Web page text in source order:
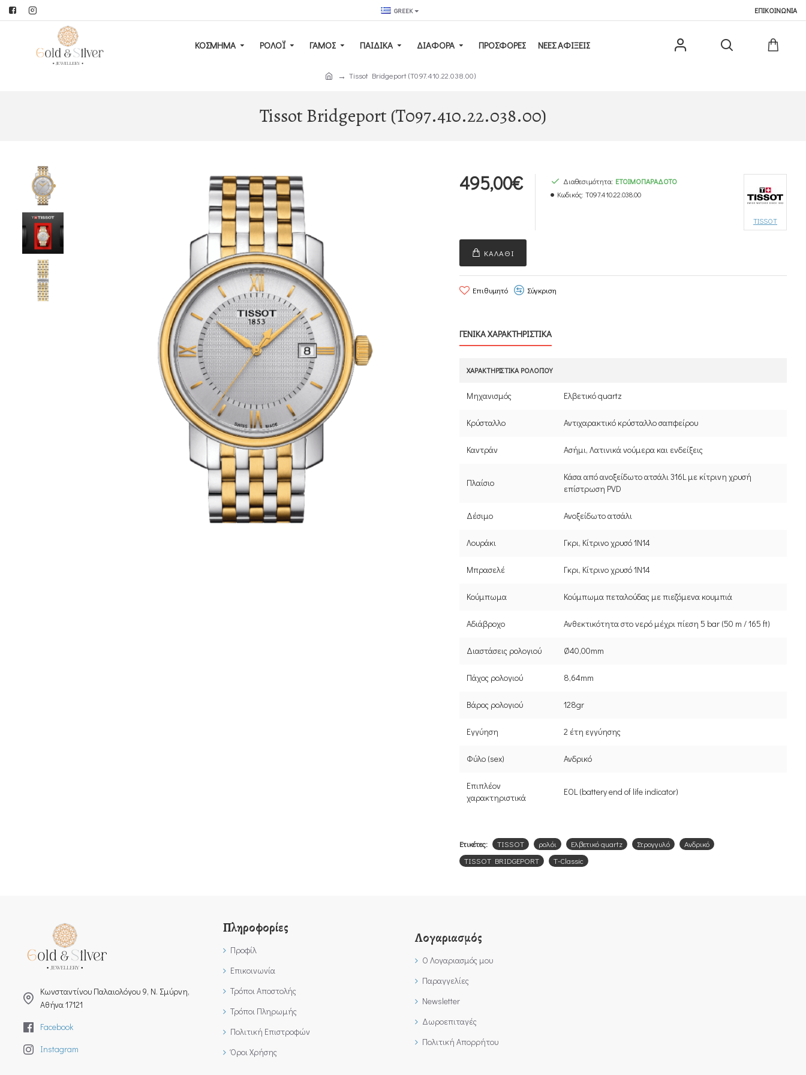
GREEK ΕΠΙΚΟΙΝΩΝΙΑ
ΚΟΣΜΗΜΑ ΡΟΛΌΙ ΓΆΜΟΣ ΠΑΙΔΙΚΆ ΔΙΑΦΟΡΑ ΠΡΟΣΦΟΡΕΣ ΝΕΕΣ ΑΦΙΞΕΙΣ
Tissot Bridgeport (T097.410.22.038.00)
Tissot Bridgeport (T097.410.22.038.00)
495,00€ Διαθεσιμότητα: ΕΤΟΙΜΟΠΑΡΆΔΟΤΟ
Κωδικός: T097.410.22.038.00
TISSOT
ΚΑΛΆΘΙ
Επιθυμητό Σύγκριση
ΓΕΝΙΚΑ ΧΑΡΑΚΤΗΡΙΣΤΙΚΑ
ΧΑΡΑΚΤΗΡΙΣΤΙΚΆ ΡΟΛΟΓΙΟΎ
Μηχανισμός Ελβετικό quartz
Κρύσταλλο Αντιχαρακτικό κρύσταλλο σαπφείρου
Καντράν Ασήμι, Λατινικά νούμερα και ενδείξεις
Πλαίσιο
Κάσα από ανοξείδωτο ατσάλι 316L με κίτρινη χρυσή
επίστρωση PVD
Δέσιμο Ανοξείδωτο ατσάλι
Λουράκι Γκρι, Κίτρινο χρυσό 1N14
Μπρασελέ Γκρι, Κίτρινο χρυσό 1N14
Κούμπωμα Κούμπωμα πεταλούδας με πιεζόμενα κουμπιά
Αδιάβροχο Ανθεκτικότητα στο νερό μέχρι πίεση 5 bar (50 m / 165 ft)
Διαστάσεις ρολογιού Ø40,00mm
Πάχος ρολογιού 8,64mm
Βάρος ρολογιού 128gr
Εγγύηση 2 έτη εγγύησης
Φύλο (sex) Ανδρικό
Επιπλέον
χαρακτηριστικά
EOL (battery end of life indicator)
Ετικέτες: TISSOT ρολόι Ελβετικό quartz Στρογγυλό
Ανδρικό
TISSOT BRIDGEPORT
T-Classic
Kωνσταντίνου Παλαιολόγου 9, Ν. Σμύρνη,
Αθήνα 17121
Facebook
Instagram
Πληροφορίες
Προφίλ
Επικοινωνία
Τρόποι Αποστολής
Τρόποι Πληρωμής
Πολιτική Επιστροφών
Όροι Χρήσης
Λογαριασμός
Ο Λογαριασμός μου
Παραγγελίες
Newsletter
Δωροεπιταγές
Πολιτική Απορρήτου